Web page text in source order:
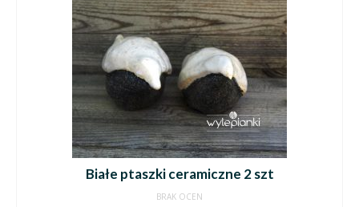
Białe ptaszki ceramiczne 2 szt
BRAK OCEN